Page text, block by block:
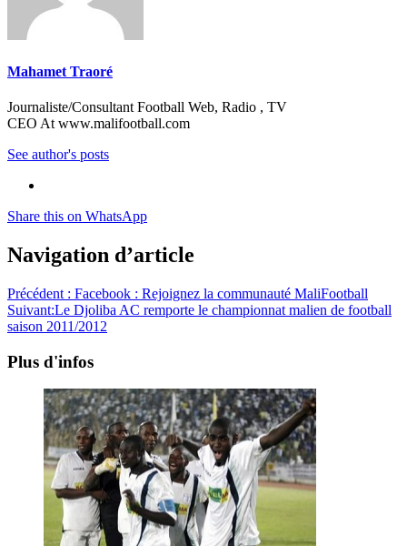
Mahamet Traoré
Journaliste/Consultant Football Web, Radio , TV
CEO At www.malifootball.com
See author's posts
Share this on WhatsApp
Navigation d’article
Précédent : Facebook : Rejoignez la communauté MaliFootball
Suivant:Le Djoliba AC remporte le championnat malien de football
saison 2011/2012
Plus d'infos